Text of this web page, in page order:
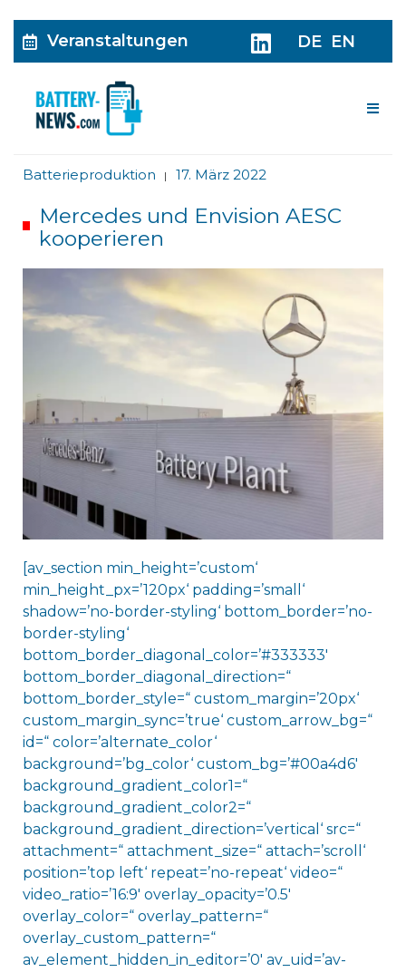
Veranstaltungen DE EN
Batterieproduktion | 17. März 2022
Mercedes und Envision AESC
kooperieren
[av_section min_height=’custom‘
min_height_px=’120px‘ padding=’small‘
shadow=’no-border-styling‘ bottom_border=’no-
border-styling‘
bottom_border_diagonal_color=’#333333′
bottom_border_diagonal_direction=“
bottom_border_style=“ custom_margin=’20px‘
custom_margin_sync=’true‘ custom_arrow_bg=“
id=“ color=’alternate_color‘
background=’bg_color‘ custom_bg=’#00a4d6′
background_gradient_color1=“
background_gradient_color2=“
background_gradient_direction=’vertical‘ src=“
attachment=“ attachment_size=“ attach=’scroll‘
position=’top left‘ repeat=’no-repeat‘ video=“
video_ratio=’16:9′ overlay_opacity=’0.5′
overlay_color=“ overlay_pattern=“
overlay_custom_pattern=“
av_element_hidden_in_editor=’0′ av_uid=’av-